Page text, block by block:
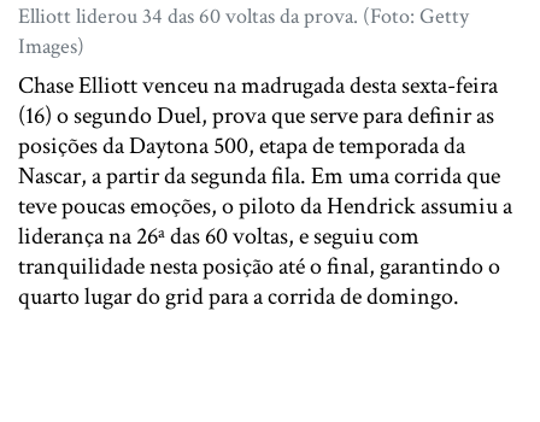
Elliott liderou 34 das 60 voltas da prova. (Foto: Getty
Images)
Chase Elliott venceu na madrugada desta sexta-feira
(16) o segundo Duel, prova que serve para definir as
posições da Daytona 500, etapa de temporada da
Nascar, a partir da segunda fila. Em uma corrida que
teve poucas emoções, o piloto da Hendrick assumiu a
liderança na 26ª das 60 voltas, e seguiu com
tranquilidade nesta posição até o final, garantindo o
quarto lugar do grid para a corrida de domingo.